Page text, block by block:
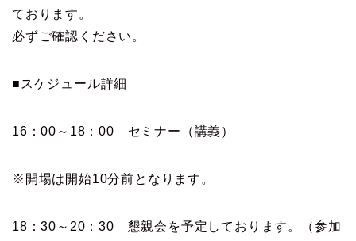
ております。
必ずご確認ください。
■スケジュール詳細
16：00～18：00 セミナー（講義）
※開場は開始10分前となります。
18：30～20：30 懇親会 を予定しております。（参加